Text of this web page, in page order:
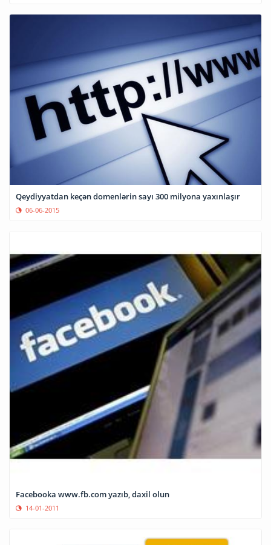
Qeydiyyatdan keçən domenlərin sayı 300 milyona yaxınlaşır
06-06-2015
Facebooka www.fb.com yazıb, daxil olun
14-01-2011